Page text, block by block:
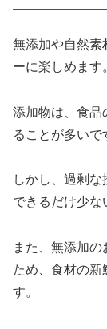
無添加や自然素
ーに楽しめます
添加物は、食品
ることが多いで
しかし、過剰な
できるだけ少な
また、無添加
ため、食材の新
す。